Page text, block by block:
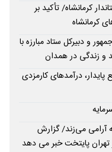
کرمانشاه/ تأکید بر
کرمانشاه
و دبیرکل ستاد مبارزه با
و زندگی در همدان
پایدار، درآمدهای کارمزدی
آرامی می‌زند/ گزارش
تهران پایتخت خبر می دهد